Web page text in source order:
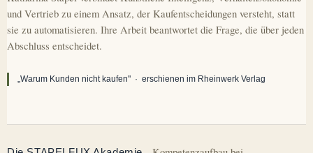
und Vertrieb zu einem Ansatz, der Kaufentscheidungen versteht, statt
sie zu automatisieren. Ihre Arbeit beantwortet die Frage, die über jeden
Abschluss entscheidet.
„Warum Kunden nicht kaufen" · erschienen im Rheinwerk Verlag